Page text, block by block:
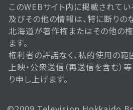
2025年11月
11月22日【
っぽろ】
放題がお得
このWEBサイト内に掲載されてい
及びその他の情報は、特に断りの
北海道が著作権またはその他の
ます。
権利者の許諾なく、私的使用の範
上映・公衆送信（再送信を含む）
り申し上げます。